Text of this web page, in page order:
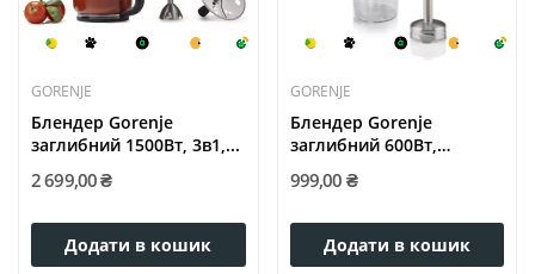
GORENJE
Блендер Gorenje
заглибний 1500Вт, 3в1,...
2 699,00 ₴
Додати в кошик
GORENJE
Блендер Gorenje
заглибний 600Вт,
999,00 ₴
Додати в кошик